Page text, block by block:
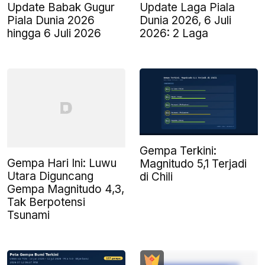
Update Babak Gugur
Piala Dunia 2026
hingga 6 Juli 2026
Update Laga Piala
Dunia 2026, 6 Juli
2026: 2 Laga
Gempa Hari Ini: Luwu
Utara Diguncang
Gempa Magnitudo 4,3,
Tak Berpotensi
Tsunami
Gempa Terkini:
Magnitudo 5,1 Terjadi
di Chili